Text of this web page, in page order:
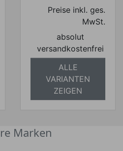
Preise inkl. ges.
MwSt.
absolut
versandkostenfrei
ALLE
VARIANTEN
ZEIGEN
Marken